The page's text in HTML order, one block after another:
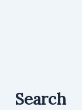
Search